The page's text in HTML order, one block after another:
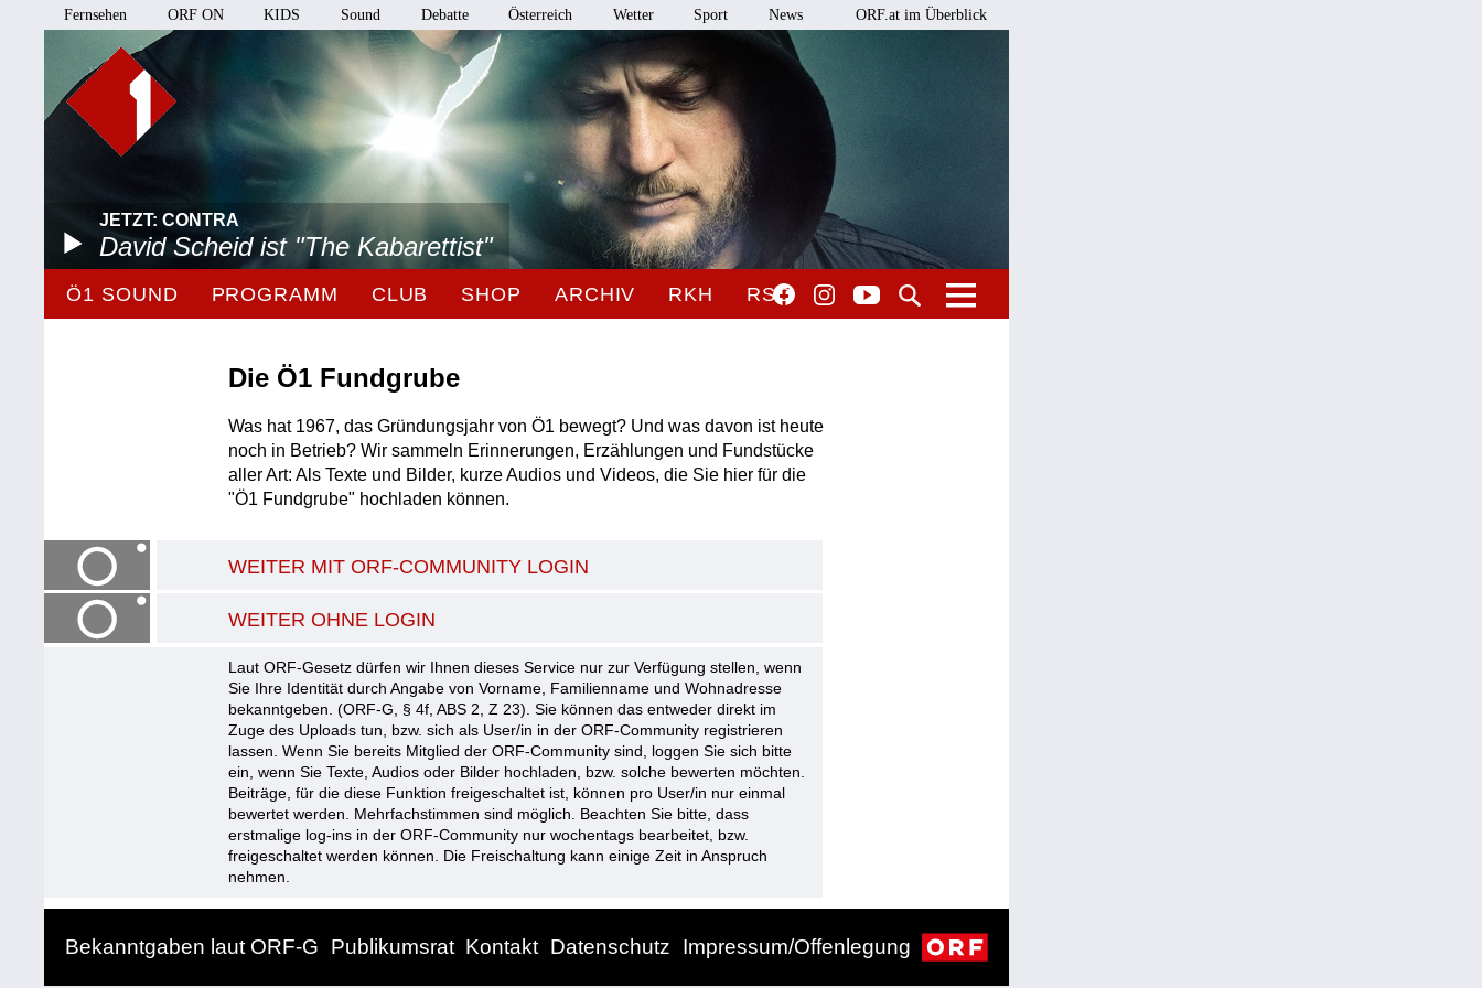
Fernsehen ORF ON KIDS Sound Debatte Österreich Wetter Sport News ORF.at im Überblick
JETZT: CONTRA
David Scheid ist "The Kabarettist"
Ö1 SOUND PROGRAMM CLUB SHOP ARCHIV RKH RSO
Die Ö1 Fundgrube
Was hat 1967, das Gründungsjahr von Ö1 bewegt? Und was davon ist heute
noch in Betrieb? Wir sammeln Erinnerungen, Erzählungen und Fundstücke
aller Art: Als Texte und Bilder, kurze Audios und Videos, die Sie hier für die
"Ö1 Fundgrube" hochladen können.
WEITER MIT ORF-COMMUNITY LOGIN
WEITER OHNE LOGIN
Laut ORF-Gesetz dürfen wir Ihnen dieses Service nur zur Verfügung stellen, wenn
Sie Ihre Identität durch Angabe von Vorname, Familienname und Wohnadresse
bekanntgeben. (ORF-G, § 4f, ABS 2, Z 23). Sie können das entweder direkt im
Zuge des Uploads tun, bzw. sich als User/in in der ORF-Community registrieren
lassen. Wenn Sie bereits Mitglied der ORF-Community sind, loggen Sie sich bitte
ein, wenn Sie Texte, Audios oder Bilder hochladen, bzw. solche bewerten möchten.
Beiträge, für die diese Funktion freigeschaltet ist, können pro User/in nur einmal
bewertet werden. Mehrfachstimmen sind möglich. Beachten Sie bitte, dass
erstmalige log-ins in der ORF-Community nur wochentags bearbeitet, bzw.
freigeschaltet werden können. Die Freischaltung kann einige Zeit in Anspruch
nehmen.
Bekanntgaben laut ORF-G Publikumsrat Kontakt Datenschutz Impressum/Offenlegung